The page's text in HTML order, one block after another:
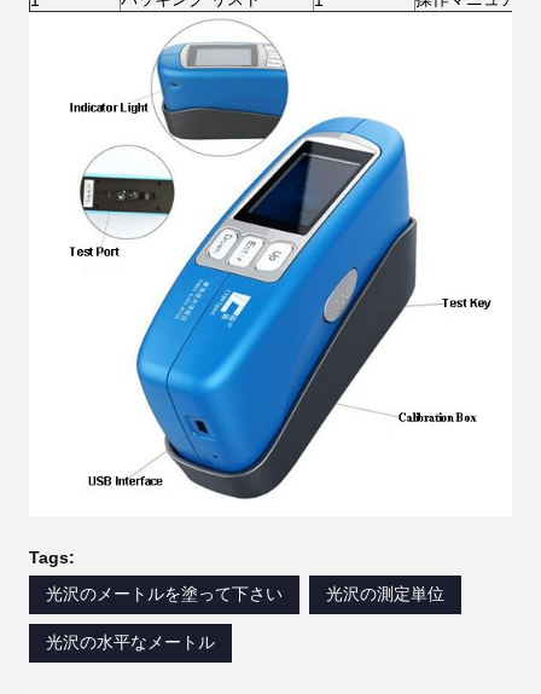
Tags:
光沢のメートルを塗って下さい
光沢の測定単位
光沢の水平なメートル